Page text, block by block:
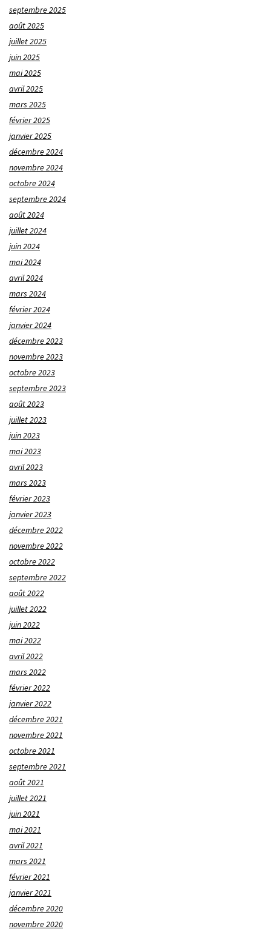
septembre 2025
août 2025
juillet 2025
juin 2025
mai 2025
avril 2025
mars 2025
février 2025
janvier 2025
décembre 2024
novembre 2024
octobre 2024
septembre 2024
août 2024
juillet 2024
juin 2024
mai 2024
avril 2024
mars 2024
février 2024
janvier 2024
décembre 2023
novembre 2023
octobre 2023
septembre 2023
août 2023
juillet 2023
juin 2023
mai 2023
avril 2023
mars 2023
février 2023
janvier 2023
décembre 2022
novembre 2022
octobre 2022
septembre 2022
août 2022
juillet 2022
juin 2022
mai 2022
avril 2022
mars 2022
février 2022
janvier 2022
décembre 2021
novembre 2021
octobre 2021
septembre 2021
août 2021
juillet 2021
juin 2021
mai 2021
avril 2021
mars 2021
février 2021
janvier 2021
décembre 2020
novembre 2020